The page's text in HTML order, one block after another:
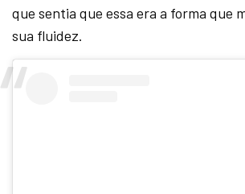
que sentia que essa era a forma que
sua fluidez.